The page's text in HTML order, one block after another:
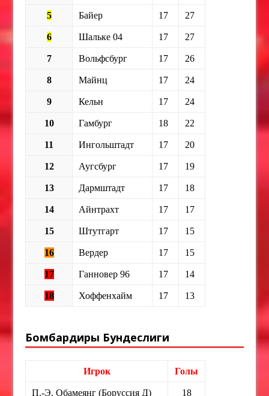
5 Байер 17 27
6 Шальке 04 17 27
7 Вольфсбург 17 26
8 Майнц 17 24
9 Кельн 17 24
10 Гамбург 18 22
11 Ингольштадт 17 20
12 Аугсбург 17 19
13 Дармштадт 17 18
14 Айнтрахт 17 17
15 Штутгарт 17 15
16 Вердер 17 15
17 Ганновер 96 17 14
18 Хоффенхайм 17 13
Бомбардиры Бундеслиги
Игрок Голы
П.-Э. Обамеянг (Боруссия Д) 18